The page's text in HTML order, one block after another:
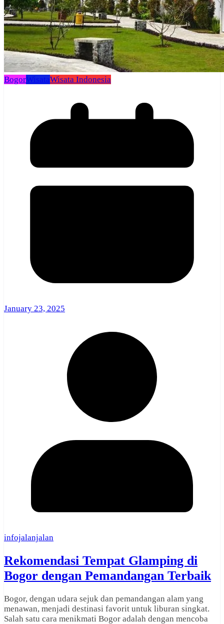
BogorWisataWisata Indonesia
January 23, 2025
infojalanjalan
Rekomendasi Tempat Glamping di
Bogor dengan Pemandangan Terbaik
Bogor, dengan udara sejuk dan pemandangan alam yang
menawan, menjadi destinasi favorit untuk liburan singkat.
Salah satu cara menikmati Bogor adalah dengan mencoba